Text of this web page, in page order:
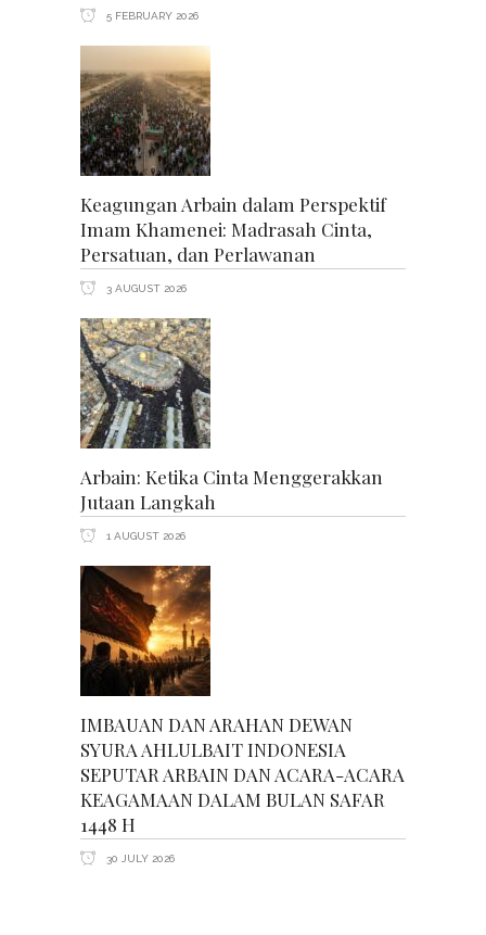
5 FEBRUARY 2026
Keagungan Arbain dalam Perspektif
Imam Khamenei: Madrasah Cinta,
Persatuan, dan Perlawanan
3 AUGUST 2026
Arbain: Ketika Cinta Menggerakkan
Jutaan Langkah
1 AUGUST 2026
IMBAUAN DAN ARAHAN DEWAN
SYURA AHLULBAIT INDONESIA
SEPUTAR ARBAIN DAN ACARA-ACARA
KEAGAMAAN DALAM BULAN SAFAR
1448 H
30 JULY 2026